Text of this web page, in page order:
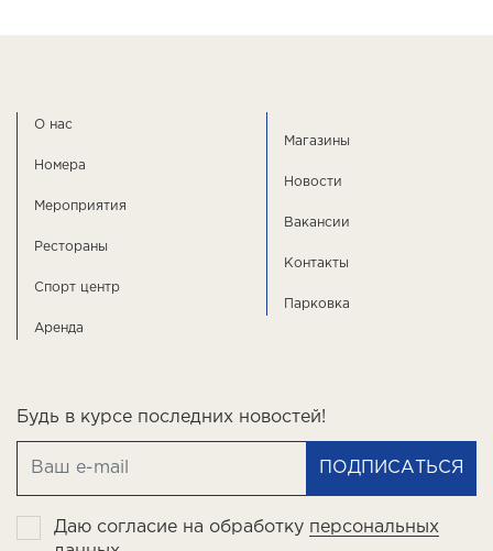
О нас
Номера
Мероприятия
Рестораны
Спорт центр
Аренда
Магазины
Новости
Вакансии
Контакты
Парковка
Будь в курсе последних новостей!
ПОДПИСАТЬСЯ
Даю согласие на обработку персональных